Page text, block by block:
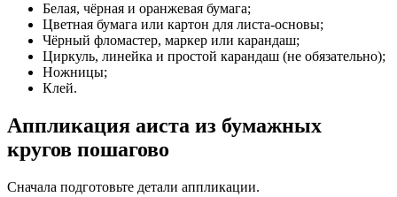
Белая, чёрная и оранжевая бумага;
Цветная бумага или картон для листа-основы;
Чёрный фломастер, маркер или карандаш;
Циркуль, линейка и простой карандаш (не обязательно);
Ножницы;
Клей.
Аппликация аиста из бумажных
кругов пошагово
Сначала подготовьте детали аппликации.